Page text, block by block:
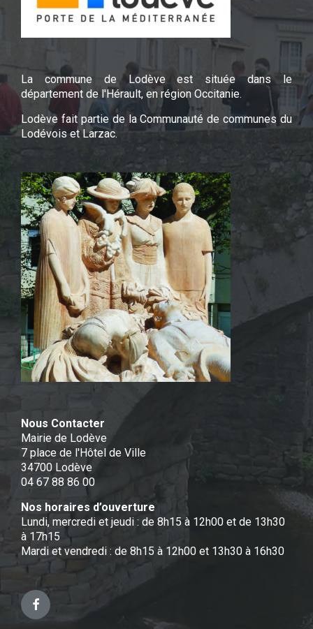
La commune de Lodève est située dans le
département de l'Hérault, en région Occitanie.
Lodève fait partie de la Communauté de communes du
Lodévois et Larzac.
Nous Contacter
Mairie de Lodève
7 place de l'Hôtel de Ville
34700 Lodève
04 67 88 86 00
Nos horaires d’ouverture
Lundi, mercredi et jeudi : de 8h15 à 12h00 et de 13h30
à 17h15
Mardi et vendredi : de 8h15 à 12h00 et 13h30 à 16h30
Facebook